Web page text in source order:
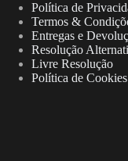
Política de
Termos &
Entregas e
Resolução
Livre Resolução
Política de Cookies